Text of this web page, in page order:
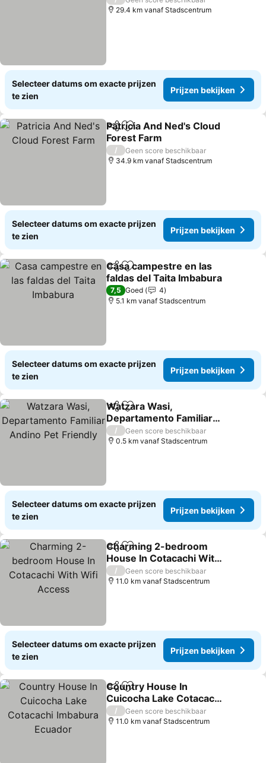
29.4 km vanaf Stadscentrum
Selecteer datums om exacte prijzen
te zien
Prijzen bekijken
DelenToevoegen aan favorieten
Patricia And Ned's Cloud
Forest Farm
Prijzen bekijken
/
Geen score beschikbaar
34.9 km vanaf Stadscentrum
Selecteer datums om exacte prijzen
te zien
Prijzen bekijken
DelenToevoegen aan favorieten
Casa campestre en las
faldas del Taita Imbabura
Prijzen bekijken
7,5 Goed
4
5.1 km vanaf Stadscentrum
Selecteer datums om exacte prijzen
te zien
Prijzen bekijken
DelenToevoegen aan favorieten
Watzara Wasi,
Departamento Familiar
Andino Pet Friendly
Prijzen bekijken
/
Geen score beschikbaar
0.5 km vanaf Stadscentrum
Selecteer datums om exacte prijzen
te zien
Prijzen bekijken
DelenToevoegen aan favorieten
Charming 2-bedroom
House In Cotacachi With
Wifi Access
Prijzen bekijken
/
Geen score beschikbaar
11.0 km vanaf Stadscentrum
Selecteer datums om exacte prijzen
te zien
Prijzen bekijken
DelenToevoegen aan favorieten
Country House In
Cuicocha Lake Cotacachi
Imbabura Ecuador
Prijzen bekijken
/
Geen score beschikbaar
11.0 km vanaf Stadscentrum